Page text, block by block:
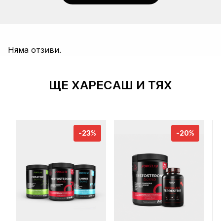
Няма отзиви.
ЩЕ ХАРЕСАШ И ТЯХ
-23% -20%